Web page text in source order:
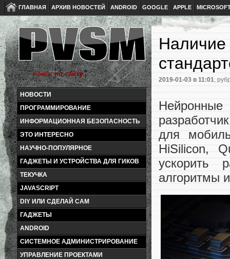
ГЛАВНАЯ АРХИВ НОВОСТЕЙ ANDROID GOOGLE APPLE
НОВОСТИ
ПРОГРАММИРОВАНИЕ
ИНФОРМАЦИОННАЯ БЕЗОПАСНОСТЬ
ЭТО ИНТЕРЕСНО
НАУЧНО-ПОПУЛЯРНОЕ
ГАДЖЕТЫ И УСТРОЙСТВА ДЛЯ ГИКОВ
ТЕКУЧКА
JAVASCRIPT
DIY ИЛИ СДЕЛАЙ САМ
ГАДЖЕТЫ
ANDROID
СИСТЕМНОЕ АДМИНИСТРИРОВАНИЕ
УПРАВЛЕНИЕ ПРОЕКТАМИ
Наличие
2019-01-03 в 11:01,
для
HiSilicon,
ускорить
алгоритмы